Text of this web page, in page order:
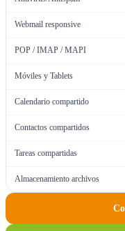
Webmail responsive
POP / IMAP / MAPI
Móviles y Tablets
Calendario compartido
Contactos compartidos
Tareas compartidas
Almacenamiento archivos